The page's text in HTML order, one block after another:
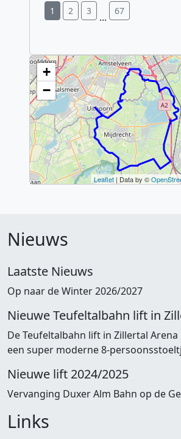
1 2 3 ... 67
Make this Notebook Trusted to
-> Trust Notebook
Nieuws
Laatste Nieuws
Op naar de Winter 2026/2027
Nieuwe Teufeltalbahn lift in
De Teufeltalbahn lift in Zillertal
een super moderne 8-
Nieuwe lift 2024/2025
Vervanging Duxer Alm Bahn op de
Links